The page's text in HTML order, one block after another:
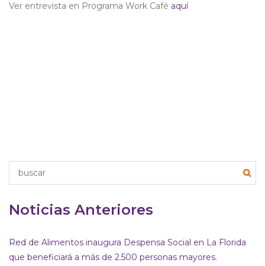
Ver entrevista en Programa Work Café aquí
Noticias Anteriores
Red de Alimentos inaugura Despensa Social en La Florida
que beneficiará a más de 2.500 personas mayores.